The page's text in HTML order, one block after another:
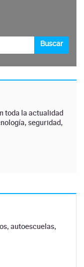
toda la actualidad
seguridad,
autoescuelas,